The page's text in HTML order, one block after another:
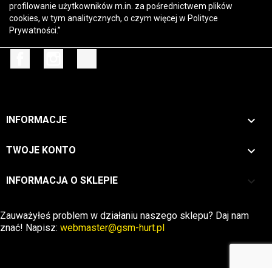
profilowanie użytkowników m.in. za pośrednictwem plików
cookies, w tym analitycznych, o czym więcej w Polityce
Prywatności.”
INFORMACJE 
TWOJE KONTO 
INFORMACJA O SKLEPIE keyboard_arrow_down
Zauważyłeś problem w działaniu naszego sklepu? Daj nam
znać! Napisz: webmaster@gsm-hurt.pl